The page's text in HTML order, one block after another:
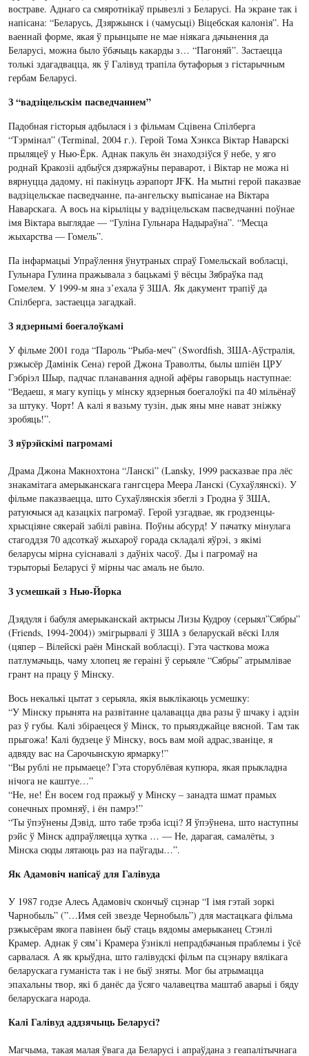
востраве. Аднаго са смяротнікаў прывезлі з Беларусі. На экране так і
напісана: “Беларусь, Дзяржынск і (чамусьці) Віцебская калонія”. На
ваеннай форме, якая ў прынцыпе не мае ніякага дачынення да
Беларусі, можна было ўбачыць какарды з… “Пагоняй”. Застаецца
толькі здагадвацца, як ў Галівуд трапіла бутафорыя з гістарычным
гербам Беларусі.
З “вадзіцельскім пасведчаннем”
Падобная гісторыя адбылася і з фільмам Сцівена Спілберга
“Тэрмінал” (Terminal, 2004 г.). Герой Тома Хэнкса Віктар Наварскі
прыляцеў у Нью-Ёрк. Аднак пакуль ён знаходзіўся ў небе, у яго
роднай Кракозіі адбыўся дзяржаўны пераварот, і Віктар не можа ні
вярнуцца дадому, ні пакінуць аэрапорт JFK. На мытні герой паказвае
вадзіцельскае пасведчанне, па-ангельску выпісанае на Віктара
Наварскага. А вось на кірыліцы у вадзіцельскам пасведчанні поўнае
імя Віктара выглядае — “Гуліна Гульнара Надыраўна”. “Месца
жыхарства — Гомель”.
Па інфармацыі Упраўлення ўнутраных спраў Гомельскай вобласці,
Гульнара Гулина пражывала з бацькамі ў вёсцы Зябраўка пад
Гомелем. У 1999-м яна з’ехала ў ЗША. Як дакумент трапіў да
Спілберга, застаецца загадкай.
З ядзернымі боегалоўкамі
У фільме 2001 года “Пароль “Рыба-меч” (Swordfish, ЗША-Аўстралія,
рэжысёр Дамінік Сена) герой Джона Траволты, былы шпіён ЦРУ
Гэбріэл Шыр, падчас планавання адной афёры гаворыць наступнае:
“Ведаеш, я магу купіць у мінску ядзерныя боегалоўкі па 40 мільёнаў
за штуку. Чорт! А калі я вазьму тузін, дык яны мне нават зніжку
зробяць!”.
З яўрэйскімі пагромамі
Драма Джона Макнохтона “Ланскі” (Lansky, 1999 расказвае пра лёс
знакамітага амерыканскага гангсцера Меера Ланскі (Сухаўлянскі). У
фільме паказваецца, што Сухаўлянскія збеглі з Гродна ў ЗША,
ратуючыся ад казацкіх пагромаў. Герой узгадвае, як гродзенцы-
хрысціяне сякерай забілі равіна. Поўны абсурд! У пачатку мінулага
стагоддзя 70 адсоткаў жыхароў горада складалі яўрэі, з якімі
беларусы мірна суіснавалі з даўніх часоў. Ды і пагромаў на
тэрыторыі Беларусі ў мірны час амаль не было.
З усмешкай з Нью-Йорка
Дзядуля і бабуля амерыканскай актрысы Лизы Кудроу (серыял”Сябры”
(Friends, 1994-2004)) эмігрырвалі ў ЗША з беларускай вёскі Ілля
(цяпер – Вілейскі раён Мінскай вобласці). Гэта часткова можа
патлумачыць, чаму хлопец яе гераіні ў серыяле “Сябры” атрымлівае
грант на працу ў Мінску.
Вось некалькі цытат з серыяла, якія выклікаюць усмешку:
“У Мінску прынята на развітанне цалавацца два разы ў шчаку і адзін
раз ў губы. Калі збіраецеся ў Мінск, то прыязджайце вясной. Там так
прыгожа! Калі будзеце ў Мінску, вось вам мой адрас,званіце, я
адвяду вас на Сарочынскую ярмарку!”
“Вы рублі не прымаеце? Гэта сторублёвая купюра, якая прыкладна
нічога не каштуе…”
“Не, не! Ён восем год пражыў у Мінску – занадта шмат прамых
сонечных промняў, і ён памрэ!”
“Ты ўпэўнены Дэвід, што табе трэба ісці? Я ўпэўнена, што наступны
рэйс ў Мінск адпраўляецца хутка … — Не, дарагая, самалёты, з
Мінска сюды лятаюць раз на паўгады…”.
Як Адамовіч напісаў для Галівуда
У 1987 годзе Алесь Адамовіч скончыў сцэнар “І імя гэтай зоркі
Чарнобыль” (”…Имя сей звезде Чернобыль”) для мастацкага фільма
рэжысёрам якога павінен быў стаць вядомы амерыканец Стэнлі
Крамер. Аднак ў сям’і Крамера ўзніклі непрадбачаныя праблемы і ўсё
сарвалася. А як крыўдна, што галівудскі фільм па сцэнару вялікага
беларускага гуманіста так і не быў зняты. Мог бы атрымацца
эпахальны твор, які б данёс да ўсяго чалавецтва маштаб аварыі і бяду
беларускага народа.
Калі Галівуд аддзячыць Беларусі?
Магчыма, такая малая ўвага да Беларусі і апраўдана з геапалітычнага